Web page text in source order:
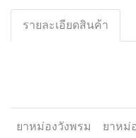
รายละเอียดสินค้า
ยาหม่องวังพรม
ยาหม่